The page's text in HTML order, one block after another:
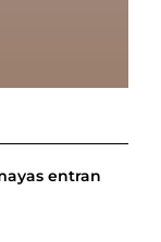
entran